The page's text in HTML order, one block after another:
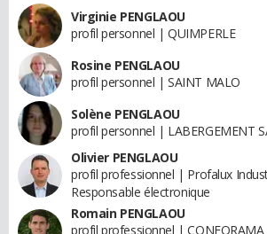
Virginie PENGLAOU
profil personnel | QUIMPERLE
Rosine PENGLAOU
profil personnel | SAINT MALO
Solène PENGLAOU
profil personnel | LABERGEMENT
Olivier PENGLAOU
profil professionnel | Profalux
Responsable électronique
Romain PENGLAOU
profil professionnel | CONFORAMA